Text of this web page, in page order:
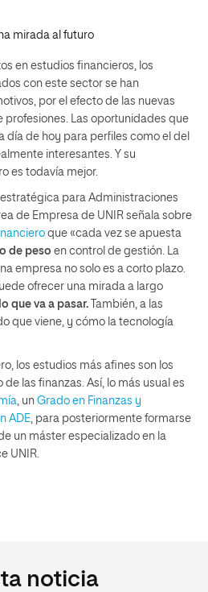
mirada al futuro
en estudios financieros, los
con este sector se han
por el efecto de las nuevas
profesiones. Las oportunidades que
día de hoy para perfiles como el del
interesantes. Y su
es todavía mejor.
para Administraciones
de Empresa de UNIR señala sobre
que «cada vez se apuesta
de peso en control de gestión. La
empresa no solo es a corto plazo.
ofrecer una mirada a largo
que va a pasar. También, a las
que viene, y cómo la tecnología
los estudios más afines son los
las finanzas. Así, lo más usual es
, un Grado en Finanzas y
ADE, para posteriormente formarse
un máster especializado en la
UNIR.
noticia